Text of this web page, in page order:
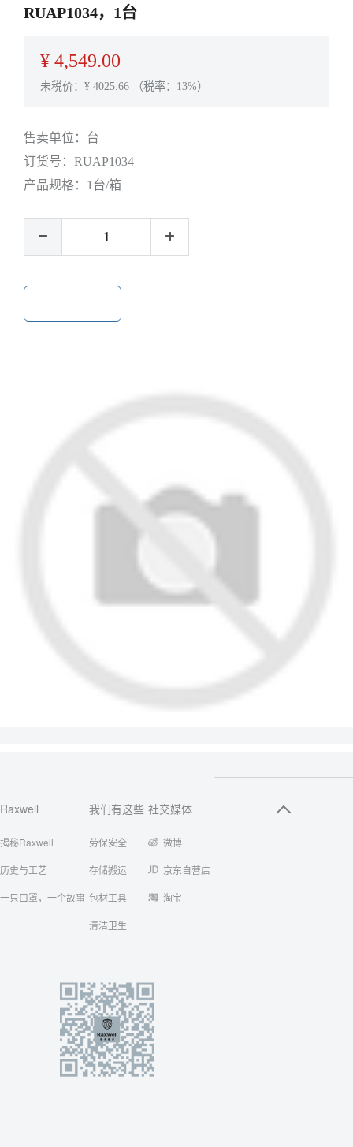
RUAP1034，1台
¥ 4,549.00
未税价：¥ 4025.66 （税率：13%）
售卖单位： 台
订货号： RUAP1034
产品规格： 1台/箱
Raxwell
揭秘Raxwell
历史与工艺
一只口罩，一个故事
我们有这些
劳保安全
存储搬运
包材工具
清洁卫生
社交媒体
微博
京东自营店
淘宝